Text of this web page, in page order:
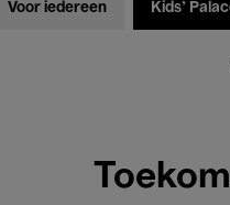
Voor iedereen Kids’